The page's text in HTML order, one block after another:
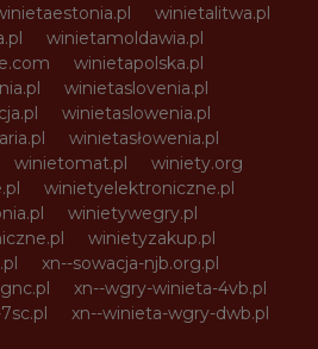
winietalitwa.pl
winietamoldawia.pl
winietapolska.pl
winietaslovenia.pl
winietaslowenia.pl
winietasłowenia.pl
winietomat.pl
winiety.org
winietyelektroniczne.pl
winietywegry.pl
winietyzakup.pl
xn--sowacja-njb.org.pl
xn--wgry-winieta-4vb.pl
xn--winieta-wgry-dwb.pl